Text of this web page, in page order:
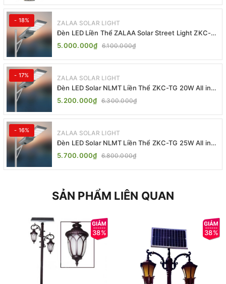
- 18% ZALAA SOLAR LIGHT
Đèn LED Liền Thể ZALAA Solar Street Light ZKC-
TG 20W 25W 30W All In One
5.000.000₫ 6.100.000₫
- 17% ZALAA SOLAR LIGHT
Đèn LED Solar NLMT Liền Thể ZKC-TG 20W All in
One | ZALAA Street Light
5.200.000₫ 6.300.000₫
- 16% ZALAA SOLAR LIGHT
Đèn LED Solar NLMT Liền Thể ZKC-TG 25W All in
One | ZALAA Street Light
5.700.000₫ 6.800.000₫
SẢN PHẨM LIÊN QUAN
38% 38%